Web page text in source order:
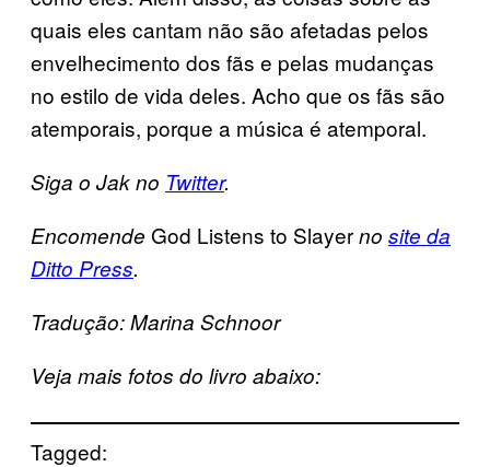
quais eles cantam não são afetadas pelos
envelhecimento dos fãs e pelas mudanças
no estilo de vida deles. Acho que os fãs são
atemporais, porque a música é atemporal.
Siga o Jak no Twitter.
Encomende God Listens to Slayerno site da
Ditto Press.
Tradução: Marina Schnoor
Veja mais fotos do livro abaixo:
Tagged: